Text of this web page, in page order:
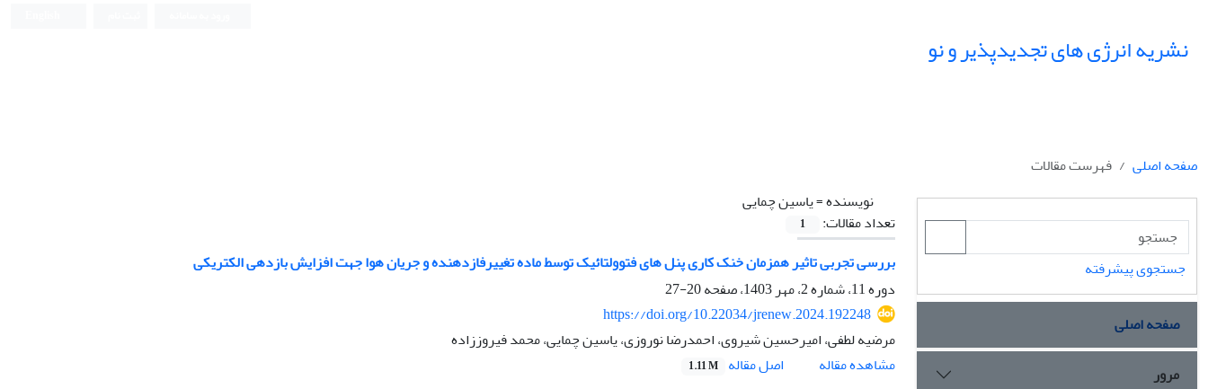
نشریه انرژی های تجدیدپذیر و نو
صفحه اصلی
فهرست مقالات
نویسنده =یاسین چمایی
تعداد مقالات:
1
بررسی تجربی تاثیر همزمان خنک کاری پنل های فتوولتائیک توسط ماده تغییرفازدهنده و جریان هوا جهت افزایش بازدهی الکتریکی
دوره 11، شماره 2، مهر 1403، صفحه
20-27
https://doi.org/10.22034/jrenew.2024.192248
مرضیه لطفی، امیرحسین شیروی، احمدرضا نوروزی، یاسین چمایی، محمد فیروززاده
مشاهده مقاله
اصل مقاله 1.11 M
جستجوی پیشرفته
صفحه اصلی
مرور